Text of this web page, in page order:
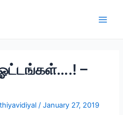
–
/January 27, 2019